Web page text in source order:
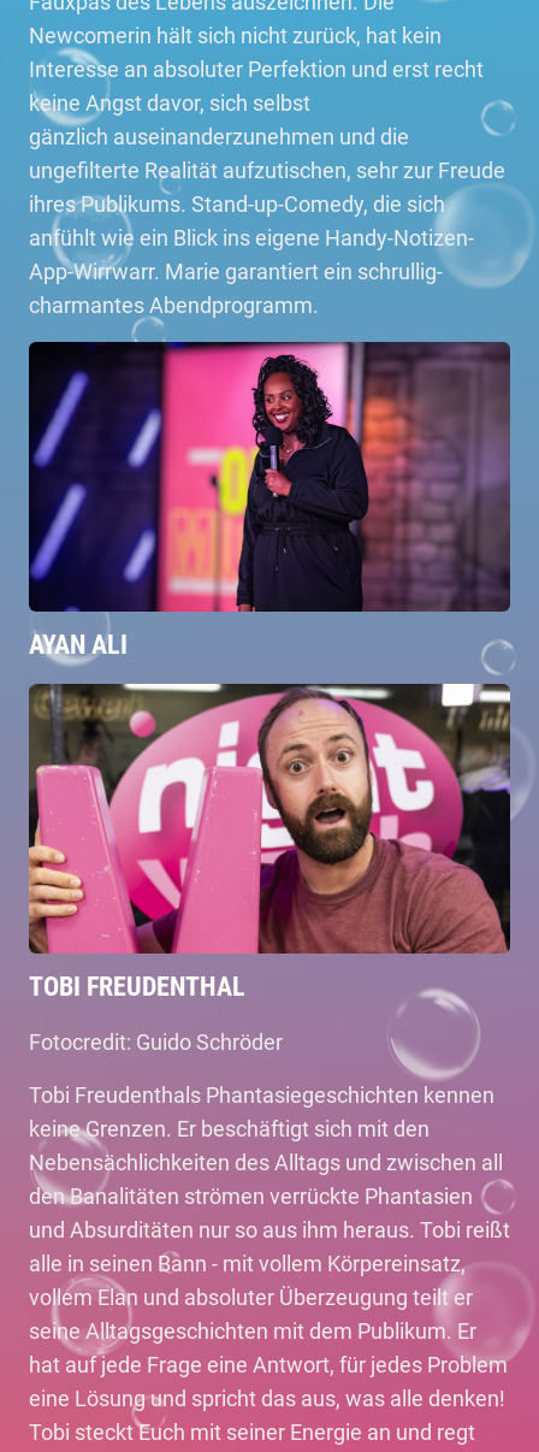
Newcomerin hält sich nicht zurück, hat kein
Interesse an absoluter Perfektion und erst recht
keine Angst davor, sich selbst
gänzlich auseinanderzunehmen und die
ungefilterte Realität aufzutischen, sehr zur Freude
ihres Publikums. Stand-up-Comedy, die sich
anfühlt wie ein Blick ins eigene Handy-Notizen-
App-Wirrwarr. Marie garantiert ein schrullig-
charmantes Abendprogramm.
AYAN ALI
TOBI FREUDENTHAL
Fotocredit: Guido Schröder
Tobi Freudenthals Phantasiegeschichten kennen
keine Grenzen. Er beschäftigt sich mit den
Nebensächlichkeiten des Alltags und zwischen all
den Banalitäten strömen verrückte Phantasien
und Absurditäten nur so aus ihm heraus. Tobi reißt
alle in seinen Bann - mit vollem Körpereinsatz,
vollem Elan und absoluter Überzeugung teilt er
seine Alltagsgeschichten mit dem Publikum. Er
hat auf jede Frage eine Antwort, für jedes Problem
eine Lösung und spricht das aus, was alle denken!
Tobi steckt Euch mit seiner Energie an und regt